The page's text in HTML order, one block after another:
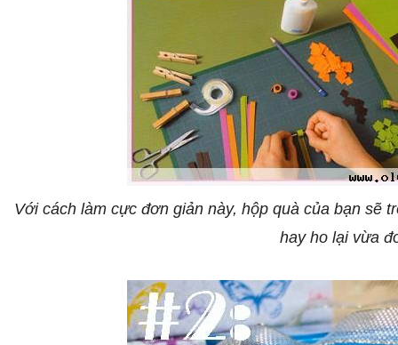
Với cách làm cực đơn giản này, hộp quà của bạn sẽ
hay ho lại vừa